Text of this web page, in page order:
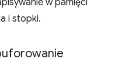
w pamięci
i stopki.